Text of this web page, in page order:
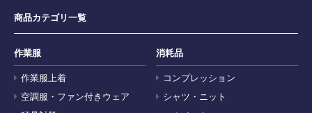
商品カテゴリ一覧
作業服
作業服上着
空調服・ファン付きウェア
消耗品
コンプレッション
シャツ・ニット